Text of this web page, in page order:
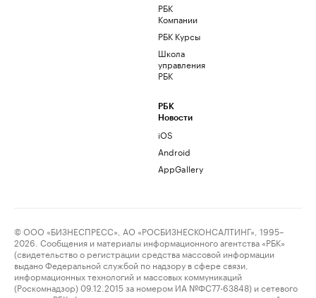
РБК
Компании
РБК Курсы
Школа
управления
РБК
РБК
Новости
iOS
Android
AppGallery
© ООО «БИЗНЕСПРЕСС», АО «РОСБИЗНЕСКОНСАЛТИНГ», 1995–
2026. Сообщения и материалы информационного агентства «РБК»
(свидетельство о регистрации средства массовой информации
выдано Федеральной службой по надзору в сфере связи,
информационных технологий и массовых коммуникаций
(Роскомнадзор) 09.12.2015 за номером ИА №ФС77-63848) и сетевого